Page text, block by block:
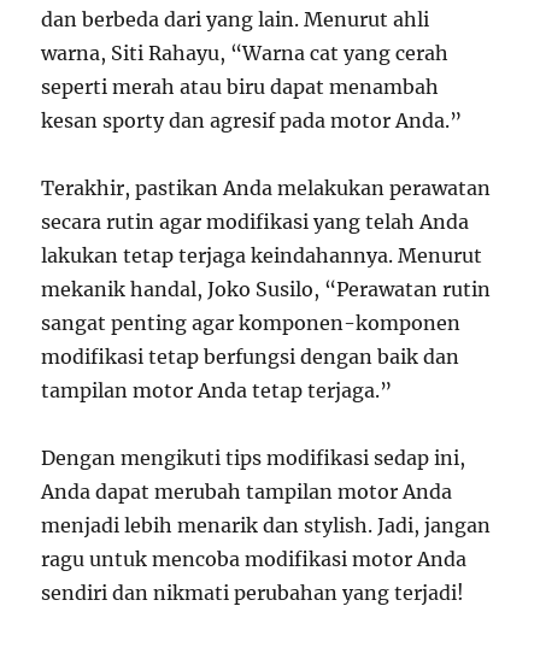
dan berbeda dari yang lain. Menurut ahli
warna, Siti Rahayu, “Warna cat yang cerah
seperti merah atau biru dapat menambah
kesan sporty dan agresif pada motor Anda.”
Terakhir, pastikan Anda melakukan perawatan
secara rutin agar modifikasi yang telah Anda
lakukan tetap terjaga keindahannya. Menurut
mekanik handal, Joko Susilo, “Perawatan rutin
sangat penting agar komponen-komponen
modifikasi tetap berfungsi dengan baik dan
tampilan motor Anda tetap terjaga.”
Dengan mengikuti tips modifikasi sedap ini,
Anda dapat merubah tampilan motor Anda
menjadi lebih menarik dan stylish. Jadi, jangan
ragu untuk mencoba modifikasi motor Anda
sendiri dan nikmati perubahan yang terjadi!